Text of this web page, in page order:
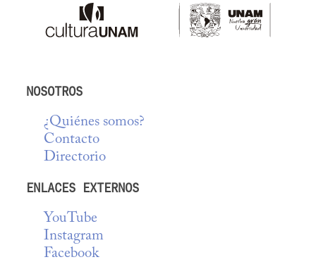
NOSOTROS
¿Quiénes somos?
Contacto
Directorio
ENLACES EXTERNOS
YouTube
Instagram
Facebook